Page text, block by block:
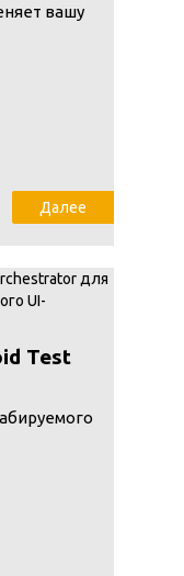
вашу
Далее
Test